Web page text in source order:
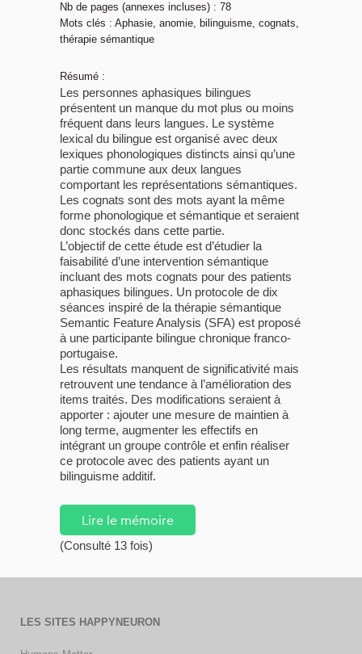
Nb de pages (annexes incluses) : 78
Mots clés : Aphasie, anomie, bilinguisme, cognats,
thérapie sémantique
Résumé :
Les personnes aphasiques bilingues
présentent un manque du mot plus ou moins
fréquent dans leurs langues. Le système
lexical du bilingue est organisé avec deux
lexiques phonologiques distincts ainsi qu’une
partie commune aux deux langues
comportant les représentations sémantiques.
Les cognats sont des mots ayant la même
forme phonologique et sémantique et seraient
donc stockés dans cette partie.
L’objectif de cette étude est d’étudier la
faisabilité d’une intervention sémantique
incluant des mots cognats pour des patients
aphasiques bilingues. Un protocole de dix
séances inspiré de la thérapie sémantique
Semantic Feature Analysis (SFA) est proposé
à une participante bilingue chronique franco-
portugaise.
Les résultats manquent de significativité mais
retrouvent une tendance à l’amélioration des
items traités. Des modifications seraient à
apporter : ajouter une mesure de maintien à
long terme, augmenter les effectifs en
intégrant un groupe contrôle et enfin réaliser
ce protocole avec des patients ayant un
bilinguisme additif.
Lire le mémoire
(Consulté 13 fois)
LES SITES HAPPYNEURON